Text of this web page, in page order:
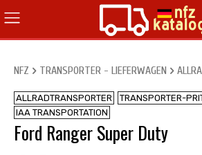
NFZ TRANSPORTER - LIEFERWAGEN
ALLRADTRANSPORTER
TRANSPORTER-
IAA TRANSPORTATION
Ford Ranger Super Duty